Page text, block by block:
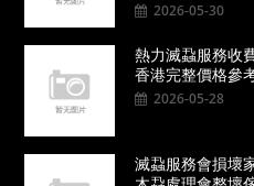
2026-05-30
熱力滅蝨服務收
香港完整價格參
2026-05-28
滅蝨服務會損壞